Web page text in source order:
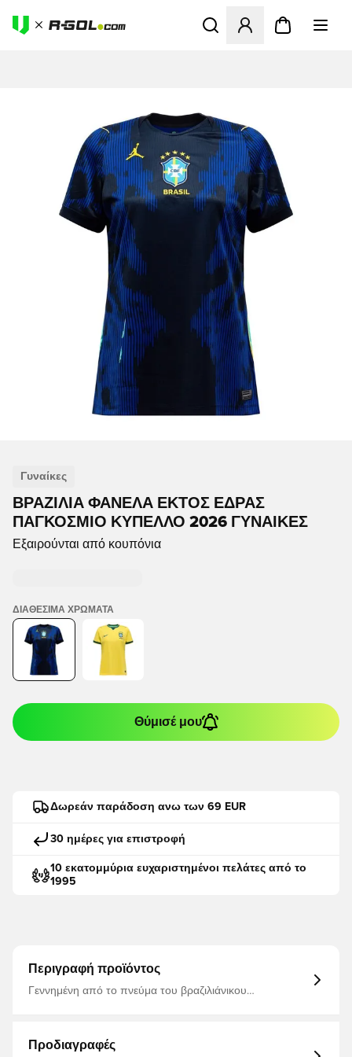
Ανοίγει ένα Modal για να
Γυναίκες
ΒΡΑΖΙΛΊΑ ΦΑΝΈΛΑ ΕΚΤΌΣ ΈΔΡΑΣ
ΠΑΓΚΌΣΜΙΟ ΚΎΠΕΛΛΟ 2026 ΓΥΝΑΊΚΕΣ
Εξαιρούνται από κουπόνια
ΔΙΑΘΈΣΙΜΑ ΧΡΏΜΑΤΑ
Θύμισέ μου
Δωρεάν παράδοση ανω των 69 EUR
30 ημέρες για επιστροφή
10 εκατομμύρια ευχαριστημένοι πελάτες από το
1995
Περιγραφή προϊόντος
Γεννημένη από το πνεύμα του βραζιλιάνικου
και την έκφραση χωρίς φόβο. Αλλά πίσω από το στυλ
της σάμπα κρύβεται κάτι πιο αιχμηρό. Άκρη, δύναμη και
Προδιαγραφές